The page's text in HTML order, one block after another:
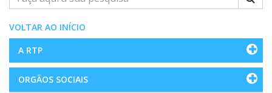
VOLTAR AO INÍCIO
A RTP
ORGÃOS SOCIAIS